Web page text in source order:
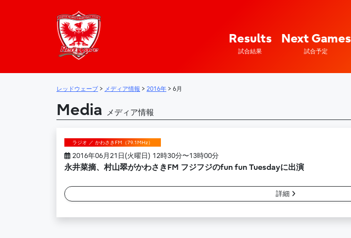
メインナビゲーション
Results
試合結果
Next Games
試合予定
レッドウェーブ > メディア情報 > 2016年 > 6月
Media メディア情報
ラジオ ／ かわさきFM（79.1MHz）
2016年06月21日(火曜日) 12時30分〜13時00分
永井菜摘、村山翠がかわさきFM フジフジのfun fun Tuesdayに出演
詳細